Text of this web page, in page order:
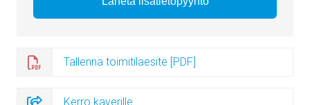
Tallenna toimitilaesite [PDF]
Kerro kaverille